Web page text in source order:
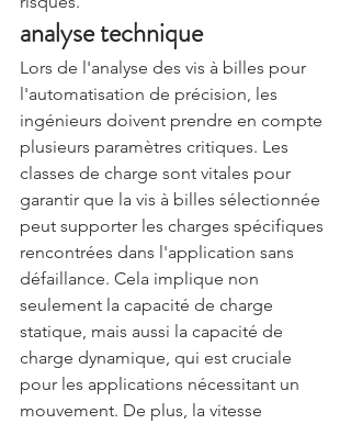
analyse technique
Lors de l'analyse des vis à billes pour
l'automatisation de précision, les
ingénieurs doivent prendre en compte
plusieurs paramètres critiques. Les
classes de charge sont vitales pour
garantir que la vis à billes sélectionnée
peut supporter les charges spécifiques
rencontrées dans l'application sans
défaillance. Cela implique non
seulement la capacité de charge
statique, mais aussi la capacité de
charge dynamique, qui est cruciale
pour les applications nécessitant un
mouvement. De plus, la vitesse